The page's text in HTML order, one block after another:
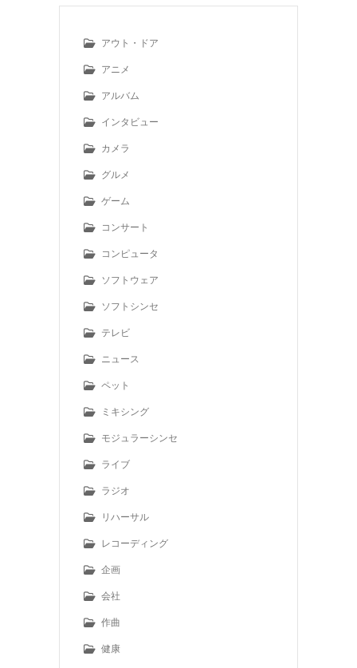
アウト・ドア
アニメ
アルバム
インタビュー
カメラ
グルメ
ゲーム
コンサート
コンピュータ
ソフトウェア
ソフトシンセ
テレビ
ニュース
ペット
ミキシング
モジュラーシンセ
ライブ
ラジオ
リハーサル
レコーディング
企画
会社
作曲
健康